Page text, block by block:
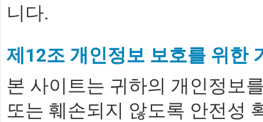
니다.
제12조 개인정보 보호를 위한
본 사이트는 귀하의 개인정보
또는 훼손되지 않도록 안전성